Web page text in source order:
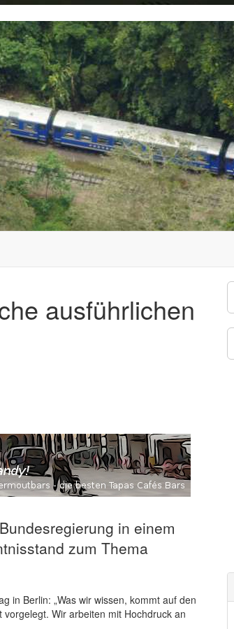
ausführlichen
in einem
zum Thema
in Berlin: „Was wir wissen, kommt auf den
Wir arbeiten mit Hochdruck an